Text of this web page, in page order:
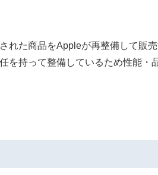
れた商品をAppleが再整備して販
を持って整備しているため性能